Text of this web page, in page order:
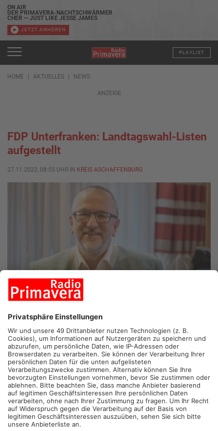
ON AIR
DER PRIMAVERA-NACHTSCHWÄRMER
CHER — JUST LIKE JESSE JAMES
JETZT ANHÖREN
PLAYLIST
HOME AKTUELLES NEWS
ANZEIGE
FDP Unterfranken: Landtagswahl-Listen
aufgestellt
27.11.2022, 08:55 UHR IN KREIS ASCHAFFENBURG
KREIS ASCHAFFENBURG/KREIS MILTENBERG.Die
unterfränkische FDP hat ihre Wahlkreisliste für die
kommenden Landtags- und Bezirkstagswahlen aufgestellt.
Dabei steht der Alzenauer Abgeordnete Helmut Kaltenhauser
auf Platz Eins. Außerdem darf sich Nicole Pfeffer aus
Mömlingen zu den ersten fünf auf der Landtagsliste zählen. Für
die Bezirkstagswahl gehören die Alzenauerin Stefka Huelz-
Träger und der Aschaffenburger Julian Dalberg zu den Top fünf.
Ende nächsten Jahres stehen in Bayern die Wahlen zum
Landtag sowie zum unterfränkischen Bezirkstag an.